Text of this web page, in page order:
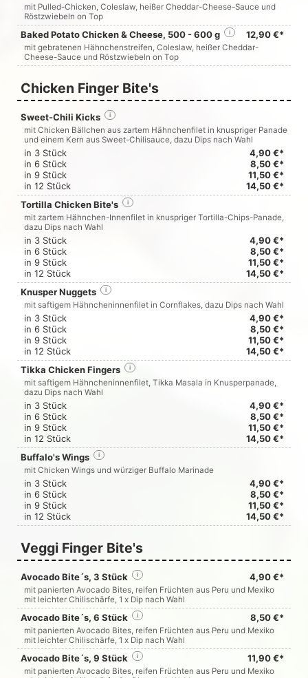
mit Pulled-Chicken, Coleslaw, heißer Cheddar-Cheese-Sauce und
Röstzwiebeln on Top
Baked Potato Chicken & Cheese, 500 - 600 g 12,90 €*
i
mit gebratenen Hähnchenstreifen, Coleslaw, heißer Cheddar-
Cheese-Sauce und Röstzwiebeln on Top
Chicken Finger Bite's
Sweet-Chili Kicks i
mit Chicken Bällchen aus zartem Hähnchenfilet in knuspriger Panade
und einem Kern aus Sweet-Chilisauce, dazu Dips nach Wahl
in 3 Stück
4,90 €*
in 6 Stück
8,50 €*
in 9 Stück
11,50 €*
in 12 Stück
14,50 €*
Tortilla Chicken Bite's
i
mit zartem Hähnchen-Innenfilet in knuspriger Tortilla-Chips-Panade,
dazu Dips nach Wahl
in 3 Stück
4,90 €*
in 6 Stück
8,50 €*
in 9 Stück
11,50 €*
in 12 Stück
14,50 €*
Knusper Nuggets
i
mit saftigem Hähncheninnenfilet in Cornflakes, dazu Dips nach Wahl
in 3 Stück
4,90 €*
in 6 Stück
8,50 €*
in 9 Stück
11,50 €*
in 12 Stück
14,50 €*
Tikka Chicken Fingers
i
mit saftigem Hähncheninnenfilet, Tikka Masala in Knusperpanade,
dazu Dips nach Wahl
in 3 Stück
4,90 €*
in 6 Stück
8,50 €*
in 9 Stück
11,50 €*
in 12 Stück
14,50 €*
Buffalo's Wings
i
mit Chicken Wings und würziger Buffalo Marinade
in 3 Stück
4,90 €*
in 6 Stück
8,50 €*
in 9 Stück
11,50 €*
in 12 Stück
14,50 €*
Veggi Finger Bite's
Avocado Bite´s, 3 Stück 4,90 €*
i
mit panierten Avocado Bites, reifen Früchten aus Peru und Mexiko
mit leichter Chilischärfe, 1 x Dip nach Wahl
Avocado Bite´s, 6 Stück 8,50 €*
i
mit panierten Avocado Bites, reifen Früchten aus Peru und Mexiko
mit leichter Chilischärfe, 1 x Dip nach Wahl
Avocado Bite´s, 9 Stück 11,90 €*
i
mit panierten Avocado Bites, reifen Früchten aus Peru und Mexiko